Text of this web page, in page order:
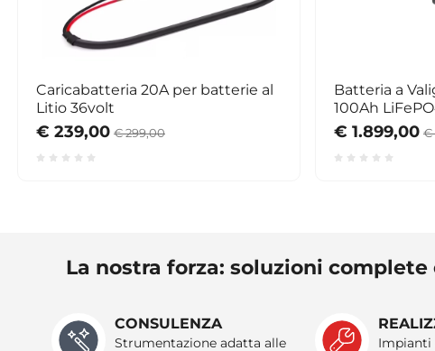
Caricabatteria 20A per batterie al
Litio 36volt
€ 239,00 € 299,00
Batteria a
100Ah
Bluetooth
€ 1.899,00 €
La nostra forza: soluzioni
CONSULENZA
Strumentazione adatta alle
Impianti